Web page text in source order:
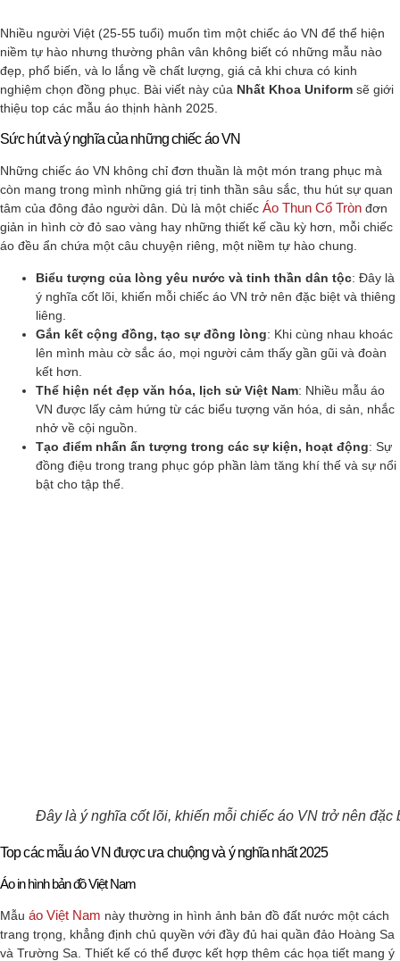
Nhiều người Việt (25-55 tuổi) muốn tìm một chiếc áo VN để thể hiện
niềm tự hào nhưng thường phân vân không biết có những mẫu nào
đẹp, phổ biến, và lo lắng về chất lượng, giá cả khi chưa có kinh
nghiệm chọn đồng phục. Bài viết này của Nhất Khoa Uniform sẽ giới
thiệu top các mẫu áo thịnh hành 2025.
Sức hút và ý nghĩa của những chiếc áo VN
Những chiếc áo VN không chỉ đơn thuần là một món trang phục mà
còn mang trong mình những giá trị tinh thần sâu sắc, thu hút sự quan
tâm của đông đảo người dân. Dù là một chiếc Áo Thun Cổ Tròn đơn
giản in hình cờ đỏ sao vàng hay những thiết kế cầu kỳ hơn, mỗi chiếc
áo đều ẩn chứa một câu chuyện riêng, một niềm tự hào chung.
Biểu tượng của lòng yêu nước và tinh thần dân tộc: Đây là
ý nghĩa cốt lõi, khiến mỗi chiếc áo VN trở nên đặc biệt và thiêng
liêng.
Gắn kết cộng đồng, tạo sự đồng lòng: Khi cùng nhau khoác
lên mình màu cờ sắc áo, mọi người cảm thấy gần gũi và đoàn
kết hơn.
Thể hiện nét đẹp văn hóa, lịch sử Việt Nam: Nhiều mẫu áo
VN được lấy cảm hứng từ các biểu tượng văn hóa, di sản, nhắc
nhở về cội nguồn.
Tạo điểm nhấn ấn tượng trong các sự kiện, hoạt động: Sự
đồng điệu trong trang phục góp phần làm tăng khí thế và sự nổi
bật cho tập thể.
Đây là ý nghĩa cốt lõi, khiến mỗi chiếc áo VN trở nên đặc
Top các mẫu áo VN được ưa chuộng và ý nghĩa nhất 2025
Áo in hình bản đồ Việt Nam
Mẫu áo Việt Nam này thường in hình ảnh bản đồ đất nước một cách
trang trọng, khẳng định chủ quyền với đầy đủ hai quần đảo Hoàng Sa
và Trường Sa. Thiết kế có thể được kết hợp thêm các họa tiết mang ý